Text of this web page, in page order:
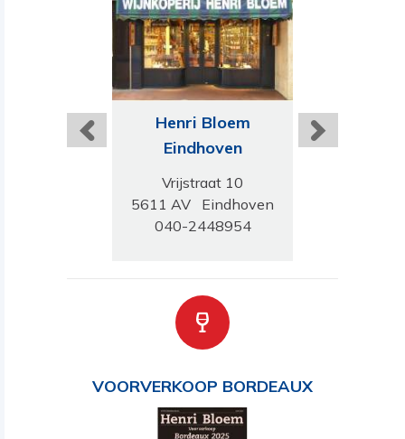
Henri Bloem
Eindhoven
Vrijstraat 10
5611 AV Eindhoven
040-2448954
VOORVERKOOP BORDEAUX